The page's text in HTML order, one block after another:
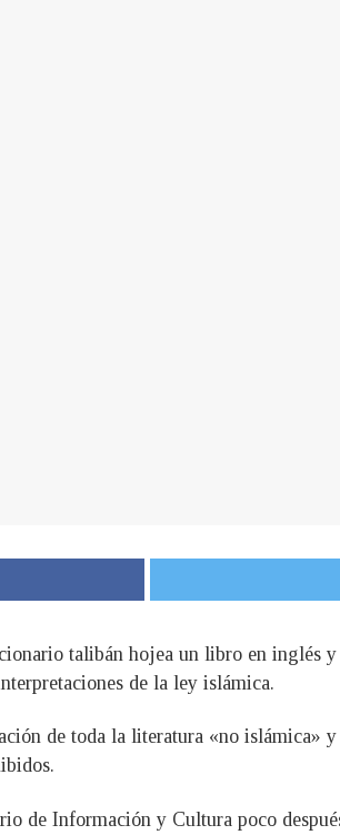
talibán hojea un libro en inglés
de la ley islámica.
de toda la literatura «no islámica»
de Información y Cultura poco